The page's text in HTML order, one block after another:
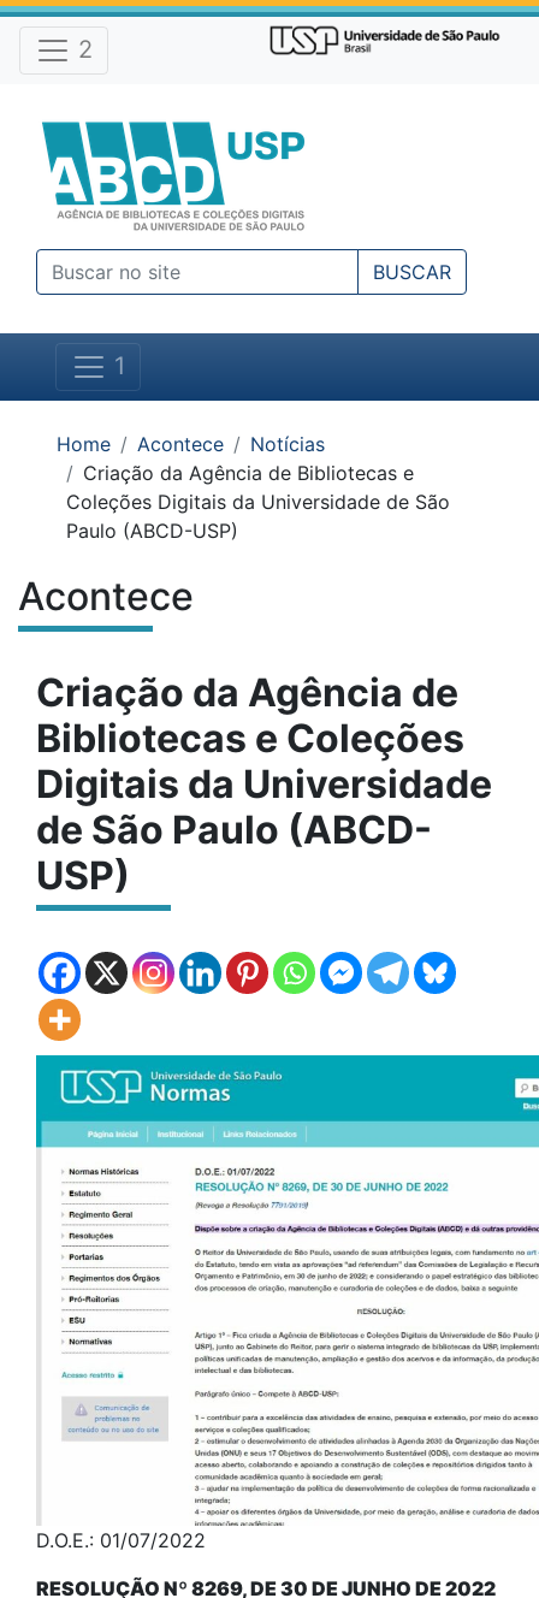
e Ferramentas do site
Ir para o conteúdo [1]
Ir para o menu [2]
Ir para a busca [3]
2
BUSCAR
1
Home Acontece
Notícias
Criação da Agência de Bibliotecas e
Coleções Digitais da Universidade de São
Paulo (ABCD-USP)
Conteúdo do site
Acontece
Criação da Agência de
Bibliotecas e Coleções
Digitais da Universidade
de São Paulo (ABCD-
USP)
D.O.E.: 01/07/2022
RESOLUÇÃO Nº 8269, DE 30 DE JUNHO DE 2022